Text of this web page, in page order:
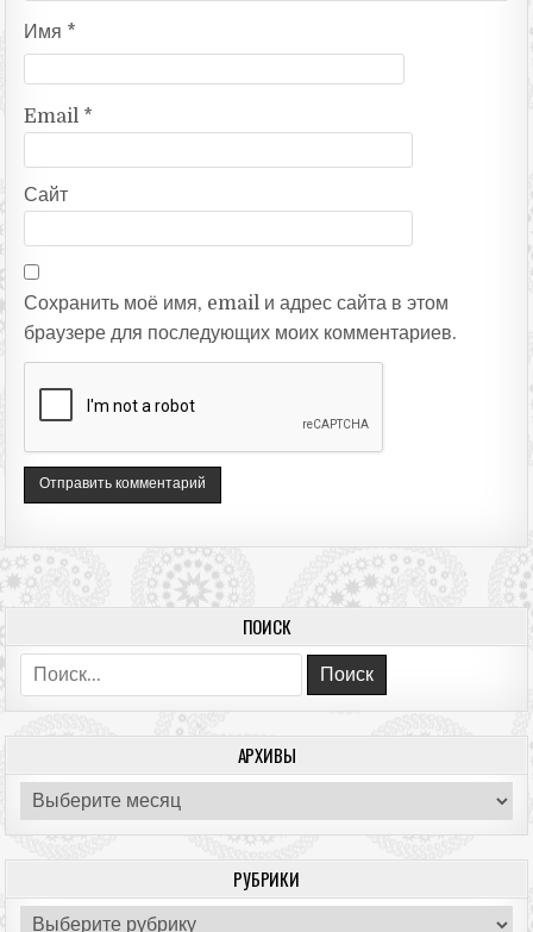
Имя *
Email *
Сайт
Сохранить моё имя, email и адрес сайта в этом
браузере для последующих моих комментариев.
ПОИСК
Поиск:
АРХИВЫ
Архивы
РУБРИКИ
Рубрики